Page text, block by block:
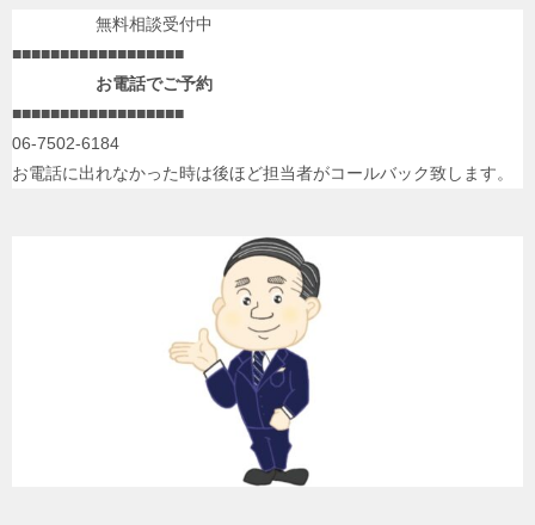
無料相談受付中
■■■■■■■■■■■■■■■■■■
お電話でご予約
■■■■■■■■■■■■■■■■■■
06-7502-6184
お電話に出れなかった時は後ほど担当者がコールバック致します。